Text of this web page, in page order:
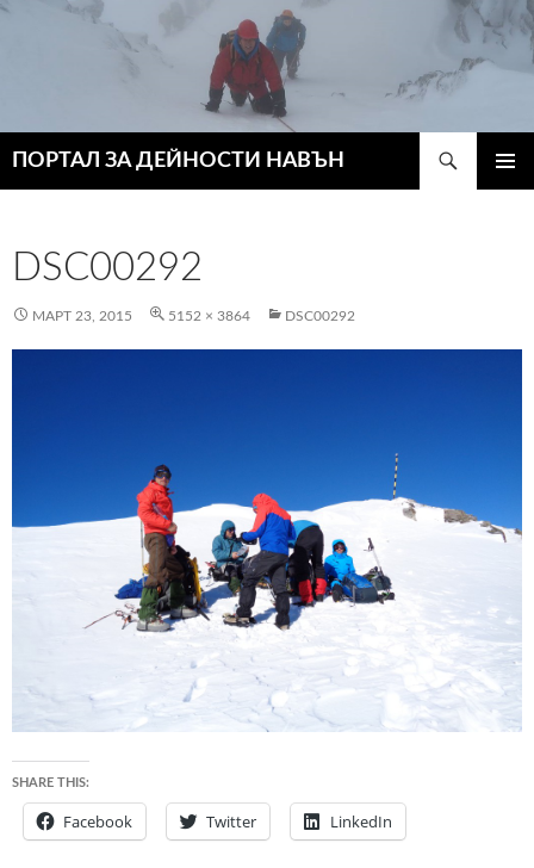
ПОРТАЛ ЗА ДЕЙНОСТИ НАВЪН
DSC00292
МАРТ 23, 2015 5152 × 3864 DSC00292
SHARE THIS:
Facebook Twitter LinkedIn